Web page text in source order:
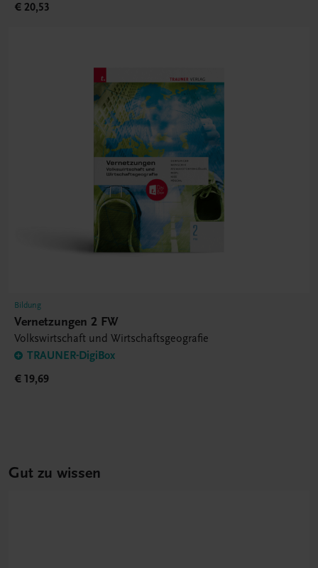
€ 20,53
Bildung
Vernetzungen 2 FW
Volkswirtschaft und Wirtschaftsgeografie
TRAUNER-DigiBox
€ 19,69
Gut zu wissen